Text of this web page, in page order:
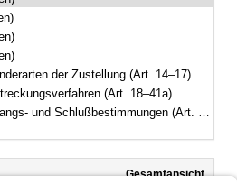
der Zustellung (Art. 14–17)
(Art. 18–41a)
und Schlußbestimmungen (Art. 42–45)
Gesamtansicht